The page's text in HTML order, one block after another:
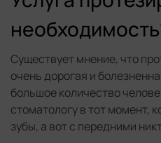
Существует мнение, что
очень дорогая и
большое количество
стоматологу в тот момент,
зубы, а вот с передними